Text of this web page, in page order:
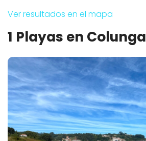
Ver resultados en el mapa
1 Playas en Colunga